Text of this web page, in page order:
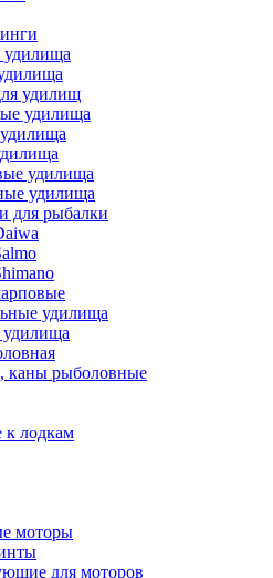
удилища
удилищ
удилища
удилища
удилища
для рыбалки
удилища
каны рыболовные
лодкам
моторы
для моторов